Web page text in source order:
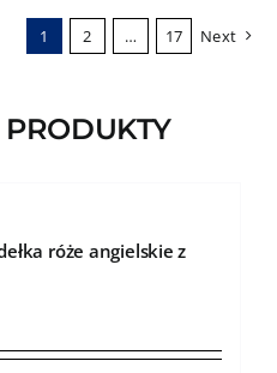
1 2 … 17 Next
róże angielskie z